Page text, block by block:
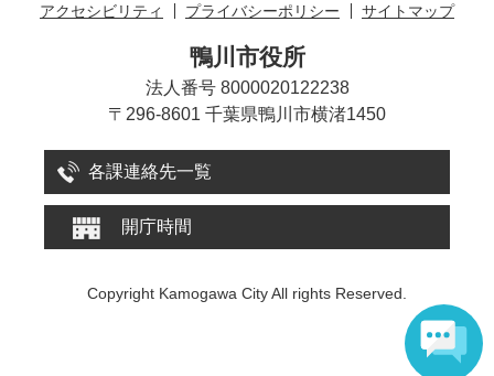
アクセシビリティ プライバシーポリシー サイトマップ
鴨川市役所
法人番号 8000020122238
〒296-8601 千葉県鴨川市横渚1450
各課連絡先一覧
開庁時間
Copyright Kamogawa City All rights Reserved.